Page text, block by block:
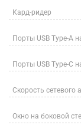
Кард-ридер
Порты USB Type-A
Порты USB Type-C
Скорость сетевого
Окно на боковой